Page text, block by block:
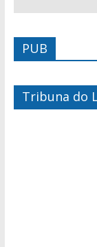
PUB
Tribuna do